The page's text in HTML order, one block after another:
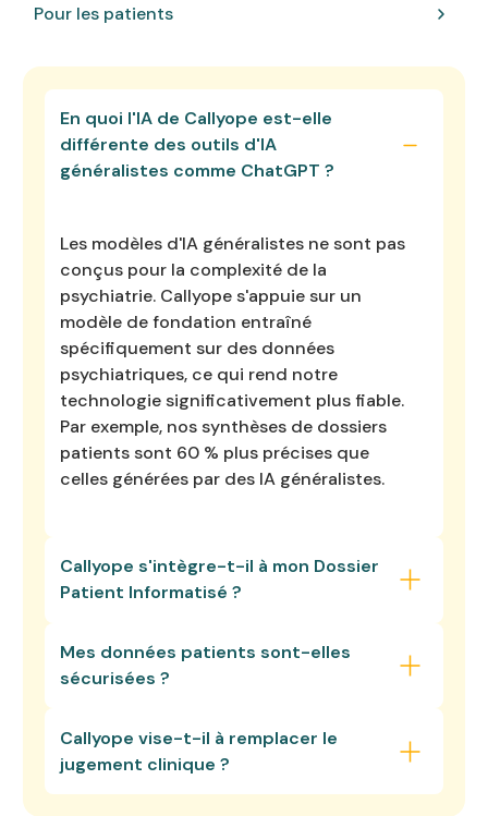
Pour les patients
En quoi l'IA de Callyope est-elle
différente des outils d'IA
généralistes comme ChatGPT ?
Les modèles d'IA généralistes ne sont pas
conçus pour la complexité de la
psychiatrie. Callyope s'appuie sur un
modèle de fondation entraîné
spécifiquement sur des données
psychiatriques, ce qui rend notre
technologie significativement plus fiable.
Par exemple, nos synthèses de dossiers
patients sont 60 % plus précises que
celles générées par des IA généralistes.
Callyope s'intègre-t-il à mon Dossier
Patient Informatisé ?
Callyope s'intègre directement aux
principaux Dossier Patient Informatisé
productions (synthèses, comptes rendus,
notes) sont réinjectées dans votre DPI au
bon format. Pour les systèmes sans
Mes données patients sont-elles
sécurisées ?
Absolument. La sécurité et la
confidentialité des données patients
Callyope vise-t-il à remplacer le
jugement clinique ?